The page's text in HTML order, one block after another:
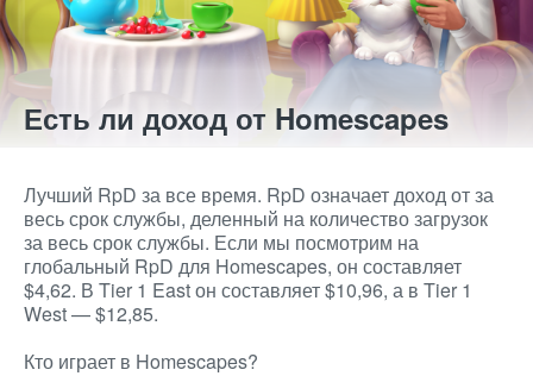
Есть ли доход от Homescapes
Лучший RpD за все время. RpD означает доход от за
весь срок службы, деленный на количество загрузок
за весь срок службы. Если мы посмотрим на
глобальный RpD для Homescapes, он составляет
$4,62. В Tier 1 East он составляет $10,96, а в Tier 1
West — $12,85.
Кто играет в Homescapes?